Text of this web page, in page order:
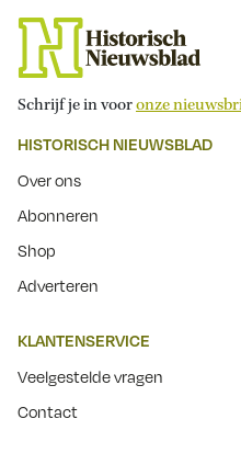
Schrijf je in vooronze
HISTORISCH NIEUWSBLAD
Over ons
Abonneren
Shop
Adverteren
KLANTENSERVICE
Veelgestelde vragen
Contact